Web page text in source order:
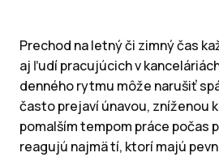
Prechod na letný či zimný čas
aj ľudí pracujúcich v
denného rytmu môže narušiť
často prejaví únavou, zníženou
pomalším tempom práce počas
reagujú najmä tí, ktorí majú